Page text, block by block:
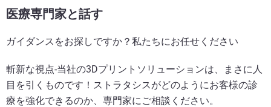
医療専門家と話す
ガイダンスをお探しですか？私たちにお任せください
斬新な視点-当社の3Dプリントソリューションは、まさに人
目を引くものです！ストラタシスがどのようにお客様の診
療を強化できるのか、専門家にご相談ください。